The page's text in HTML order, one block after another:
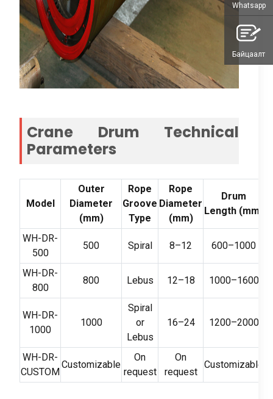
Crane Drum Technical
Parameters
Model
Outer
Diameter
(mm)
Rope
Groove
Type
Rope
Diameter
(mm)
Drum
Length (mm
WH-DR-
500
500 Spiral 8–12 600–1000
WH-DR-
800
800 Lebus 12–18 1000–1600
WH-DR-
1000
1000
Spiral
or
Lebus
16–24 1200–2000
WH-DR-
CUSTOM
Customizable
On
request
On
request
Customizable
Whatsapp
Байцаалт